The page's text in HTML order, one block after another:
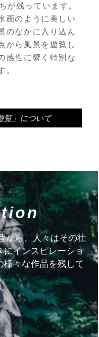
が残っています。
画のように美しい
のなかに入り込ん
から風景を遊覧し
感性に響く特別な
。
覧」について
から、人々はその壮
にインスピレーショ
々な作品を残して